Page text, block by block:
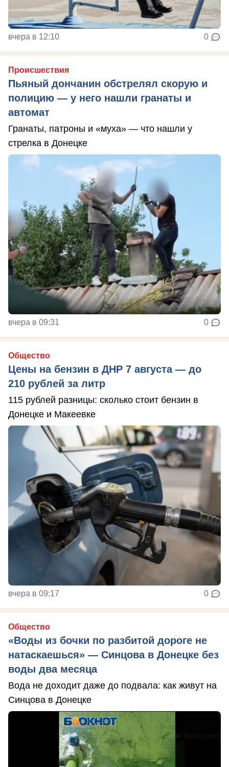
вчера в 12:10 0
Происшествия
Пьяный дончанин обстрелял скорую и
полицию — у него нашли гранаты и
автомат
Гранаты, патроны и «муха» — что нашли у
стрелка в Донецке
вчера в 09:31 0
Общество
Цены на бензин в ДНР 7 августа — до
210 рублей за литр
115 рублей разницы: сколько стоит бензин в
Донецке и Макеевке
вчера в 09:17 0
Общество
«Воды из бочки по разбитой дороге не
натаскаешься» — Синцова в Донецке без
воды два месяца
Вода не доходит даже до подвала: как живут на
Синцова в Донецке